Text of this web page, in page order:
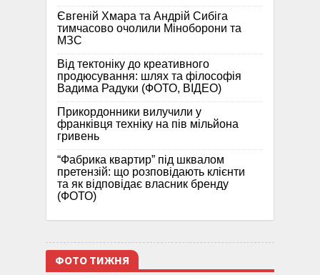
Євгеній Хмара та Андрій Сибіга
тимчасово очолили Міноборони та
МЗС
Від тектоніку до креативного
продюсування: шлях та філософія
Вадима Радуки (ФОТО, ВІДЕО)
Прикордонники вилучили у
франківця техніку на пів мільйона
гривень
“Фабрика квартир” під шквалом
претензій: що розповідають клієнти
та як відповідає власник бренду
(ФОТО)
ФОТО ТИЖНЯ